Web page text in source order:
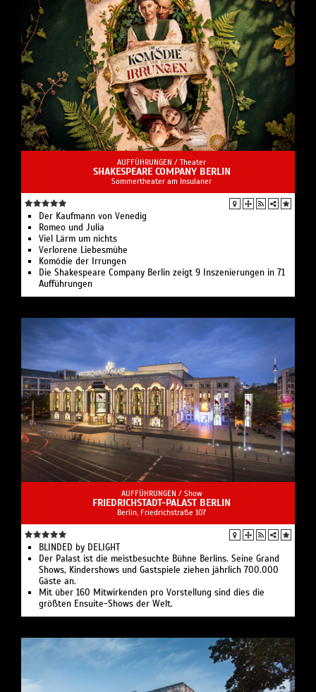
AUFFÜHRUNGEN / Theater
SHAKESPEARE COMPANY BERLIN
Sommertheater am Insulaner
Der Kaufmann von Venedig
Romeo und Julia
Viel Lärm um nichts
Verlorene Liebesmühe
Komödie der Irrungen
Die Shakespeare Company Berlin zeigt 9 Inszenierungen in 71
Aufführungen
AUFFÜHRUNGEN / Show
FRIEDRICHSTADT-PALAST BERLIN
Berlin, Friedrichstraße 107
BLINDED by DELIGHT
Der Palast ist die meistbesuchte Bühne Berlins. Seine Grand
Shows, Kindershows und Gastspiele ziehen jährlich 700.000
Gäste an.
Mit über 160 Mitwirkenden pro Vorstellung sind dies die
größten Ensuite-Shows der Welt.